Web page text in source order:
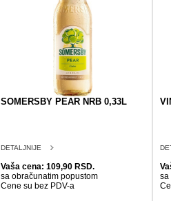
SOMERSBY PEAR NRB 0,33L
DETALJNIJE
Vaša cena: 109,90 RSD.
sa obračunatim popustom
Cene su bez PDV-a
sa